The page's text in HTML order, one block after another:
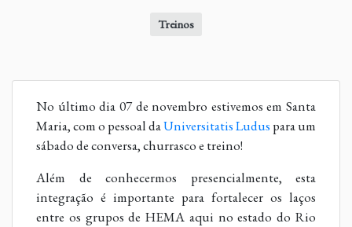
Treinos
No último dia 07 de novembro estivemos em Santa
Maria, com o pessoal daUniversitatis Ludus para um
sábado de conversa, churrasco e treino!
Além de conhecermos presencialmente, esta
integração é importante para fortalecer os laços
entre os grupos de HEMA aqui no estado do Rio